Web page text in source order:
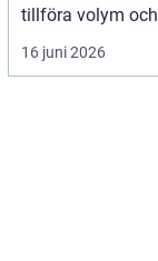
tillföra volym och
skapa...
16 juni 2026